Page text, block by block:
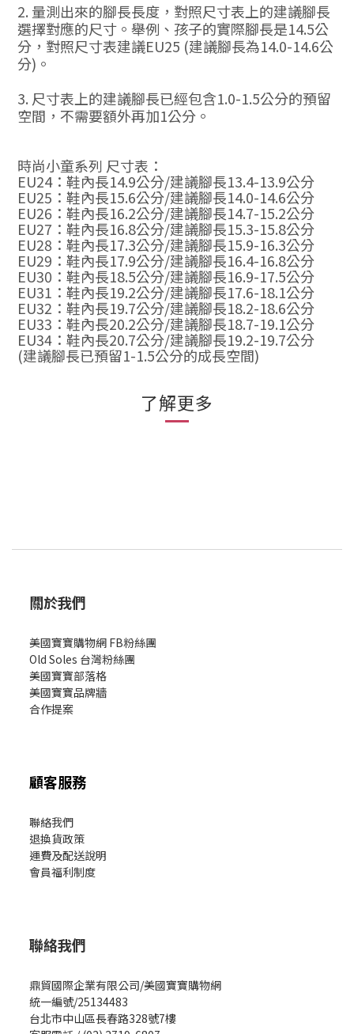
2. 量測出來的腳長長度，對照尺寸表上的建議腳長
選擇對應的尺寸。舉例、孩子的實際腳長是14.5公
分，對照尺寸表建議EU25 (建議腳長為14.0-14.6公
分)。
3. 尺寸表上的建議腳長已經包含1.0-1.5公分的預留
空間，不需要額外再加1公分。
時尚小童系列 尺寸表：
EU24：鞋內長14.9公分/建議腳長13.4-13.9公分
EU25 ：鞋內長15.6公分/建議腳長14.0-14.6公分
EU26 ：鞋內長16.2公分/建議腳長14.7-15.2公分
EU27 ：鞋內長16.8公分/建議腳長15.3-15.8公分
EU28 ：鞋內長17.3公分/建議腳長15.9-16.3公分
EU29 ：鞋內長17.9公分/建議腳長16.4-16.8公分
EU30 ：鞋內長18.5公分/建議腳長16.9-17.5公分
EU31 ：鞋內長19.2公分/建議腳長17.6-18.1公分
EU32 ：鞋內長19.7公分/建議腳長18.2-18.6公分
EU33 ：鞋內長20.2公分/建議腳長18.7-19.1公分
EU34 ：鞋內長20.7公分/建議腳長19.2-19.7公分
(建議腳長已預留1-1.5公分的成長空間)
了解更多
關於我們
美國寶寶購物網 FB粉絲團
Old Soles 台灣粉絲團
美國寶寶部落格
美國寶寶品牌牆
合作提案
顧客服務
聯絡我們
退換貨政策
運費及配送說明
會員福利制度
聯絡我們
鼎貿國際企業有限公司/美國寶寶購物網
統一編號/25134483
台北市中山區長春路328號7樓